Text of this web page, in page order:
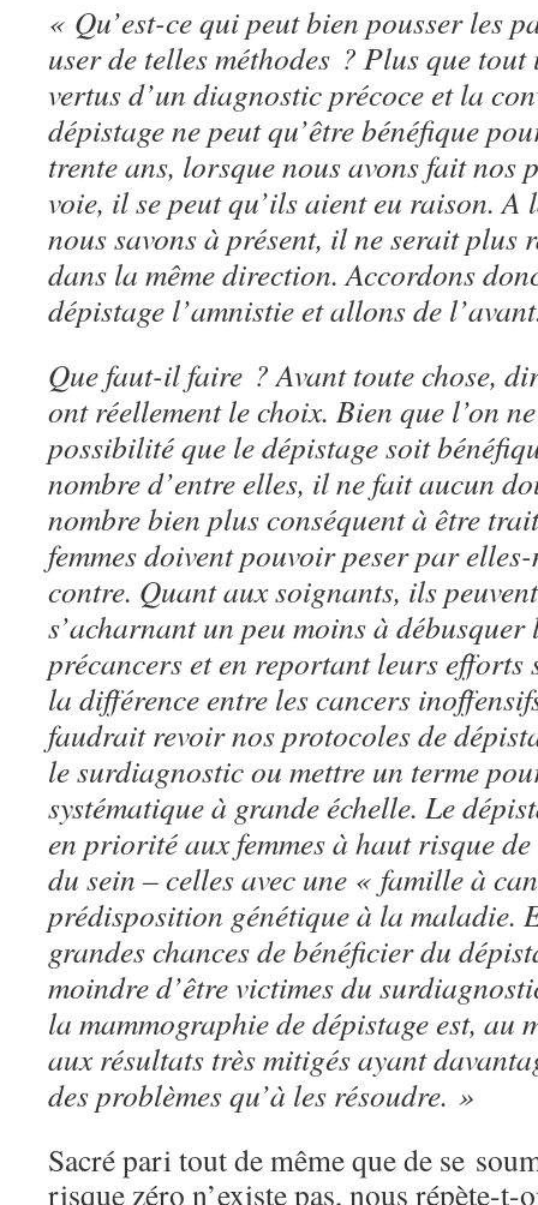
« Qu’est-ce qui peut bien pousser les
user de telles méthodes ? Plus que
vertus d’un diagnostic précoce et la
dépistage ne peut qu’être bénéfique
trente ans, lorsque nous avons fait nos
voie, il se peut qu’ils aient eu raison. A
nous savons à présent, il ne serait
dans la même direction. Accordons
dépistage l’amnistie et allons de
Que faut-il faire ? Avant toute chose,
ont réellement le choix. Bien que l’on
possibilité que le dépistage soit
nombre d’entre elles, il ne fait aucun
nombre bien plus conséquent à être
femmes doivent pouvoir peser par
contre. Quant aux soignants, ils
s’acharnant un peu moins à débusquer
précancers et en reportant leurs efforts
la différence entre les cancers
faudrait revoir nos protocoles de
le surdiagnostic ou mettre un terme
systématique à grande échelle. Le
en priorité aux femmes à haut risque
du sein – celles avec une « famille à
prédisposition génétique à la maladie.
grandes chances de bénéficier du
moindre d’être victimes du
la mammographie de dépistage est, au
aux résultats très mitigés ayant
des problèmes qu’à les résoudre. »
Sacré pari tout de même que de se
risque zéro n’existe pas, nous répète-